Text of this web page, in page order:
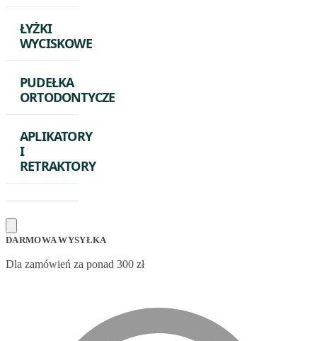
ŁYŻKI
WYCISKOWE
PUDEŁKA
ORTODONTYCZE
APLIKATORY
I
RETRAKTORY
DARMOWA WYSYŁKA
Dla zamówień za ponad 300 zł